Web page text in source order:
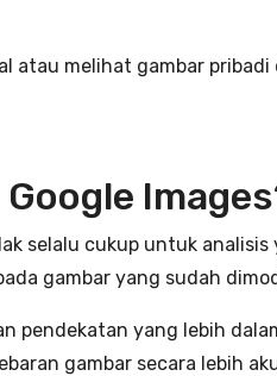
atau melihat gambar
selalu cukup untuk
gambar yang sudah
yang lebih
gambar secara lebih